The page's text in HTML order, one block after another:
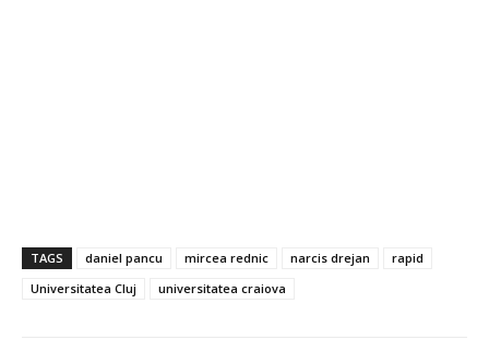
TAGS daniel pancu mircea rednic narcis drejan
rapid
Universitatea Cluj
universitatea craiova